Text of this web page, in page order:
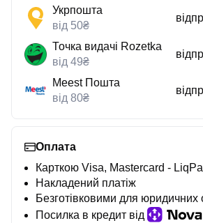
Укрпошта
від 50₴
Точка видачі Rozetka
від 49₴
Meest Пошта
від 80₴
Оплата
Карткою Visa, Mastercard -
Накладений платіж
Безготівковими для юридичних
Посилка в кредит від